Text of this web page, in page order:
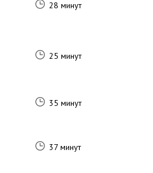
28 минут
25 минут
35 минут
37 минут